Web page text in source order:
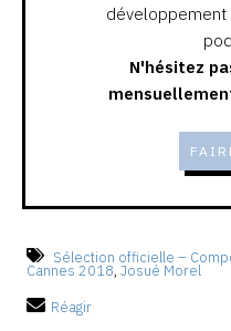
développement
N'hésitez
Sélection officielle –
Cannes 2018, Josué Morel
Réagir